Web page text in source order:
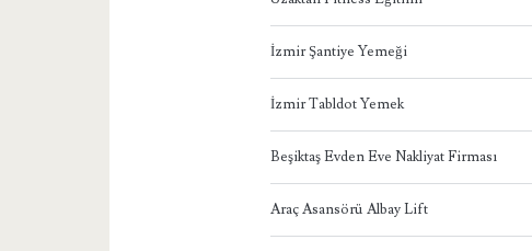
İzmir Şantiye Yemeği
İzmir Tabldot Yemek
Beşiktaş Evden Eve Nakliyat Firması
Araç Asansörü Albay Lift